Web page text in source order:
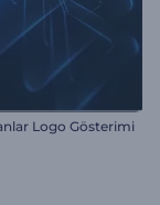
Logo Gösterimi